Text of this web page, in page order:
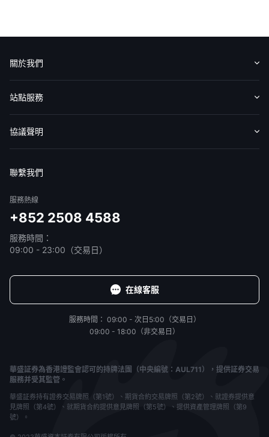
關於我們
認識華盛
媒體報導
意見反饋
站點服務
收費標準
交易工具
幫助中心
協議聲明
聯繫我們
服務熱線
+852 2508 4588
服務時間：
09:00 - 23:00（交易日）
在線客服
服務時間： 09:00 - 次日5:00（交易日）
09:00 - 18:00（非交易日）
華盛証券為香港證監會認可的持牌法團（中央編號：AUL711），提供証券交易
服務并受其監管。
華盛証券持有證券交易牌照（第1號）、期貨合約交易牌照（第2號）、就證券提供意
見牌照（第4號）、就期貨合約提供意見牌照（第5號）、提供資產管理牌照（第9
號）。